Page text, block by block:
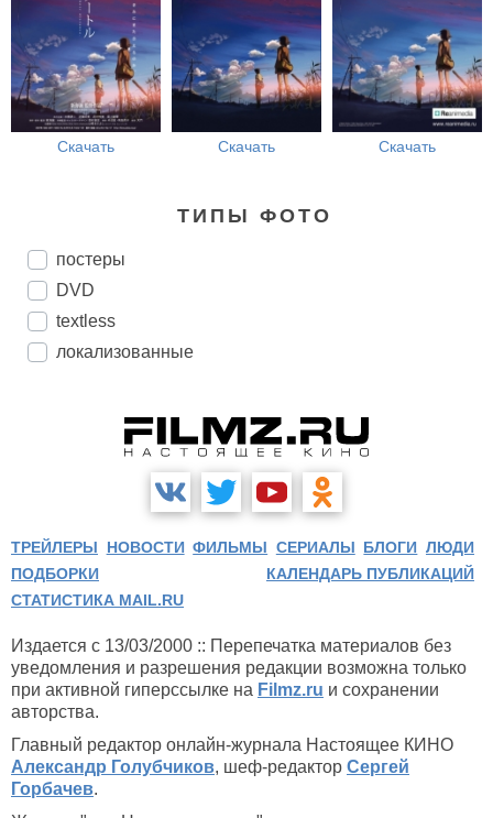
Скачать Скачать Скачать
ТИПЫ ФОТО
постеры
DVD
textless
локализованные
ТРЕЙЛЕРЫ НОВОСТИ ФИЛЬМЫ СЕРИАЛЫ БЛОГИ ЛЮДИ
ПОДБОРКИ
КАЛЕНДАРЬ ПУБЛИКАЦИЙ
СТАТИСТИКА MAIL.RU
Издается с 13/03/2000 :: Перепечатка материалов без
уведомления и разрешения редакции возможна только
при активной гиперссылке на Filmz.ru и сохранении
авторства.
Главный редактор онлайн-журнала Настоящее КИНО
Александр Голубчиков, шеф-редактор Сергей
Горбачев.